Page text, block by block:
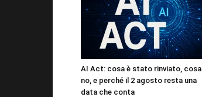
AI Act: cosa è stato rinviato, cosa
no, e perché il 2 agosto resta una
data che conta